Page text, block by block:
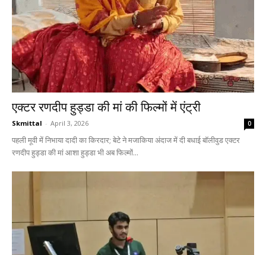
एक्टर रणदीप हुड्डा की मां की फिल्मों में एंट्री
Skmittal - April 3, 2026 0
पहली मूवी में निभाया दादी का किरदार; बेटे ने मजाकिया अंदाज में दी बधाई बॉलीवुड एक्टर
रणदीप हुड्डा की मां आशा हुड्डा भी अब फिल्मों...